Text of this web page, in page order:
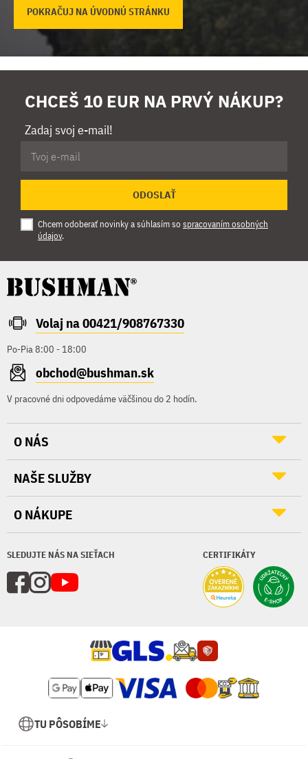
POKRAČUJ NA ÚVODNÚ STRÁNKU
CHCEŠ 10 EUR NA PRVÝ NÁKUP?
Zadaj svoj e-mail!
ODOSLAŤ
Chcem odoberať novinky a súhlasím so spracovaním osobných
údajov.
Volaj na 00421/908767330
Po-Pia 8:00 - 18:00
obchod@bushman.sk
V pracovné dni odpovedáme väčšinou do 2 hodín.
SLEDUJTE NÁS NA SIEŤACH CERTIFIKÁTY
O NÁS
NAŠE SLUŽBY
O NÁKUPE
TU PÔSOBÍME